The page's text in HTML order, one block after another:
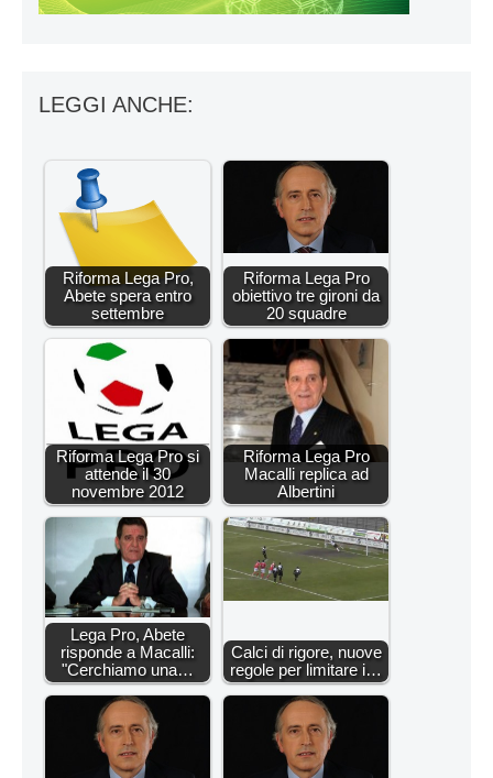
LEGGI ANCHE:
Riforma Lega Pro,
Abete spera entro
settembre
Riforma Lega Pro
obiettivo tre gironi da
20 squadre
Riforma Lega Pro si
attende il 30
novembre 2012
Riforma Lega Pro
Macalli replica ad
Albertini
Lega Pro, Abete
risponde a Macalli:
"Cerchiamo una…
Calci di rigore, nuove
regole per limitare i…